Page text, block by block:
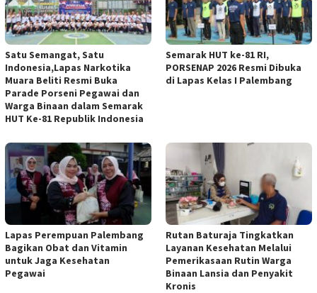
Satu Semangat, Satu
Indonesia,Lapas Narkotika
Muara Beliti Resmi Buka
Parade Porseni Pegawai dan
Warga Binaan dalam Semarak
HUT Ke-81 Republik Indonesia
Semarak HUT ke-81 RI,
PORSENAP 2026 Resmi Dibuka
di Lapas Kelas I Palembang
Lapas Perempuan Palembang
Bagikan Obat dan Vitamin
untuk Jaga Kesehatan
Pegawai
Rutan Baturaja Tingkatkan
Layanan Kesehatan Melalui
Pemerikasaan Rutin Warga
Binaan Lansia dan Penyakit
Kronis